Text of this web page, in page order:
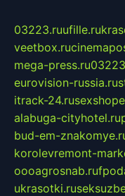
03223.ruufille.ru
veetbox.ru
mega-press.ru
eurovision-russia.ru
itrack-24.ru
alabuga-cityhotel.ru
bud-em-
korolevremont-
oooagrosnab.ru
ukrasotki.ru